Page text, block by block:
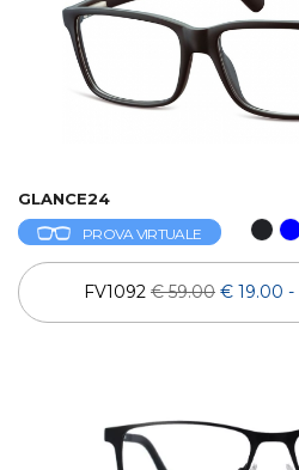
GLANCE24
PROVA VIRTUALE
FV1092 € 59.00 € 19.00 -